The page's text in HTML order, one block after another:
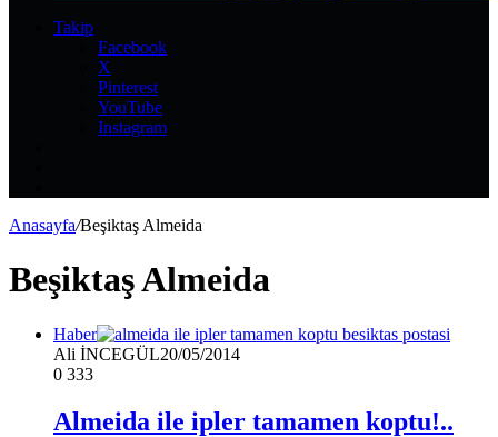
Takip
Facebook
X
Pinterest
YouTube
Instagram
Anasayfa/Beşiktaş Almeida
Beşiktaş Almeida
Haber
Ali İNCEGÜL20/05/2014
0 333
Almeida ile ipler tamamen koptu!..